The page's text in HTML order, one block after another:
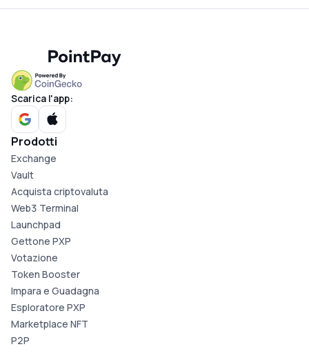
Scarica l'app:
Prodotti
Exchange
Vault
Acquista criptovaluta
Web3 Terminal
Launchpad
Gettone PXP
Votazione
Token Booster
Impara e Guadagna
Esploratore PXP
Marketplace NFT
P2P